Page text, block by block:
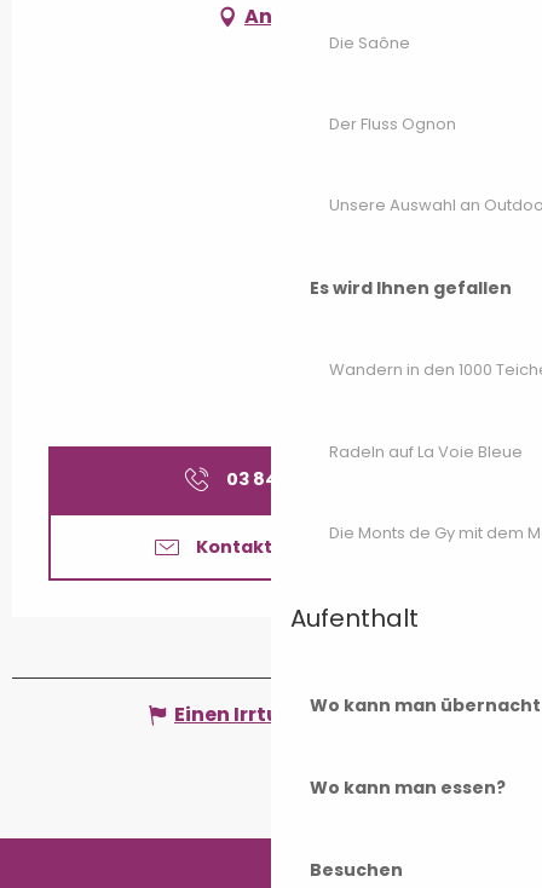
Die Saône
Der Fluss Ognon
Unsere Auswahl an
Es wird Ihnen gefallen
Wandern in den 1000
Radeln auf La Voie Bleue
Die Monts de Gy mit dem
Aufenthalt
Wo kann man
Wo kann man essen?
Besuchen
Anfahrt
03 84 75 49
Kontaktieren Sie uns
Einen Irrtum angeben